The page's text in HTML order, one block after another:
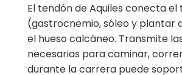
El tendón de Aquiles conecta
(gastrocnemio, sóleo y plantar
el hueso calcáneo. Transmite
necesarias para caminar,
durante la carrera puede